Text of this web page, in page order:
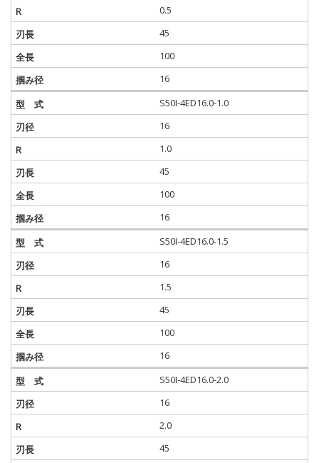
0.5
45
100
16
S50I-4ED16.0-1.0
16
1.0
45
100
16
S50I-4ED16.0-1.5
16
1.5
45
100
16
S50I-4ED16.0-2.0
16
2.0
45